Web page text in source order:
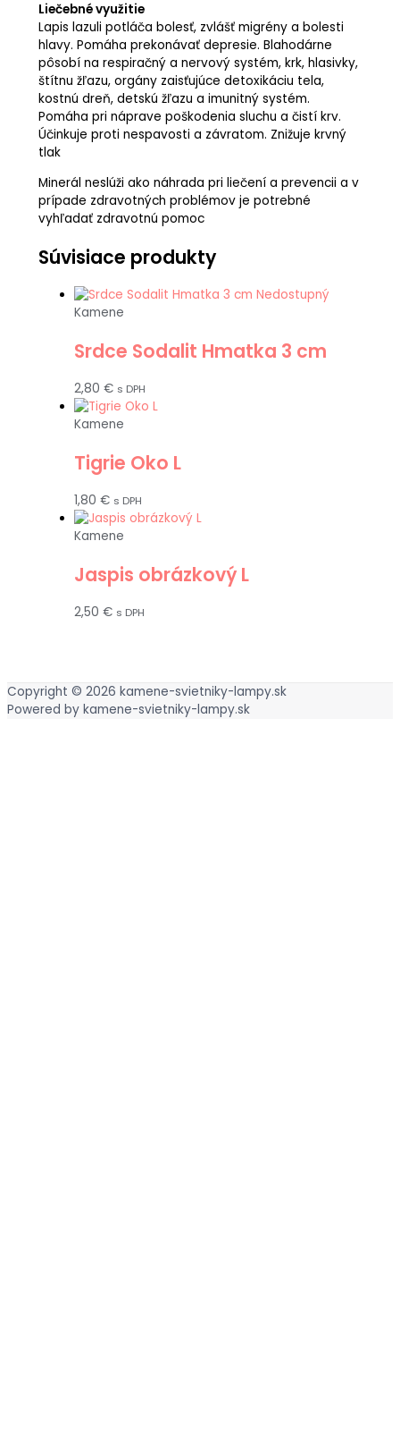
Liečebné využitie
Lapis lazuli potláča bolesť, zvlášť migrény a bolesti
hlavy. Pomáha prekonávať depresie. Blahodárne
pôsobí na respiračný a nervový systém, krk, hlasivky,
štítnu žľazu, orgány zaisťujúce detoxikáciu tela,
kostnú dreň, detskú žľazu a imunitný systém.
Pomáha pri náprave poškodenia sluchu a čistí krv.
Účinkuje proti nespavosti a závratom. Znižuje krvný
tlak
Minerál neslúži ako náhrada pri liečení a prevencii a v
prípade zdravotných problémov je potrebné
vyhľadať zdravotnú pomoc
Súvisiace produkty
Nedostupný
Kamene
Srdce Sodalit Hmatka 3 cm
2,80 € s DPH
Kamene
Tigrie Oko L
1,80 € s DPH
Kamene
Jaspis obrázkový L
2,50 € s DPH
Copyright © 2026 kamene-svietniky-lampy.sk
Powered by kamene-svietniky-lampy.sk